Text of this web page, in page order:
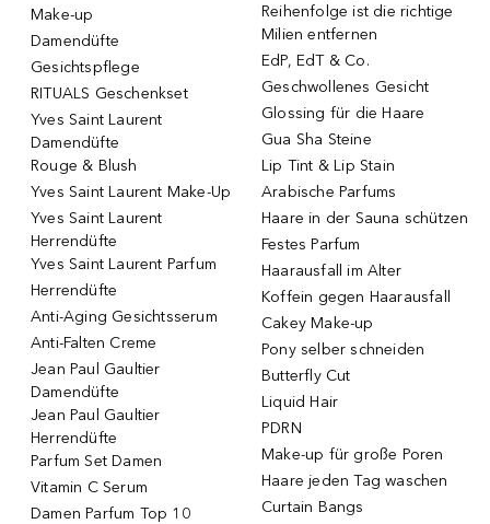
Make-up
Damendüfte
Gesichtspflege
RITUALS Geschenkset
Yves Saint Laurent
Damendüfte
Rouge & Blush
Yves Saint Laurent Make-Up
Yves Saint Laurent
Herrendüfte
Yves Saint Laurent Parfum
Herrendüfte
Anti-Aging Gesichtsserum
Anti-Falten Creme
Jean Paul Gaultier
Damendüfte
Jean Paul Gaultier
Herrendüfte
Parfum Set Damen
Vitamin C Serum
Damen Parfum Top 10
Reihenfolge ist die richtige
Milien entfernen
EdP, EdT & Co.
Geschwollenes Gesicht
Glossing für die Haare
Gua Sha Steine
Lip Tint & Lip Stain
Arabische Parfums
Haare in der Sauna schützen
Festes Parfum
Haarausfall im Alter
Koffein gegen Haarausfall
Cakey Make-up
Pony selber schneiden
Butterfly Cut
Liquid Hair
PDRN
Make-up für große Poren
Haare jeden Tag waschen
Curtain Bangs